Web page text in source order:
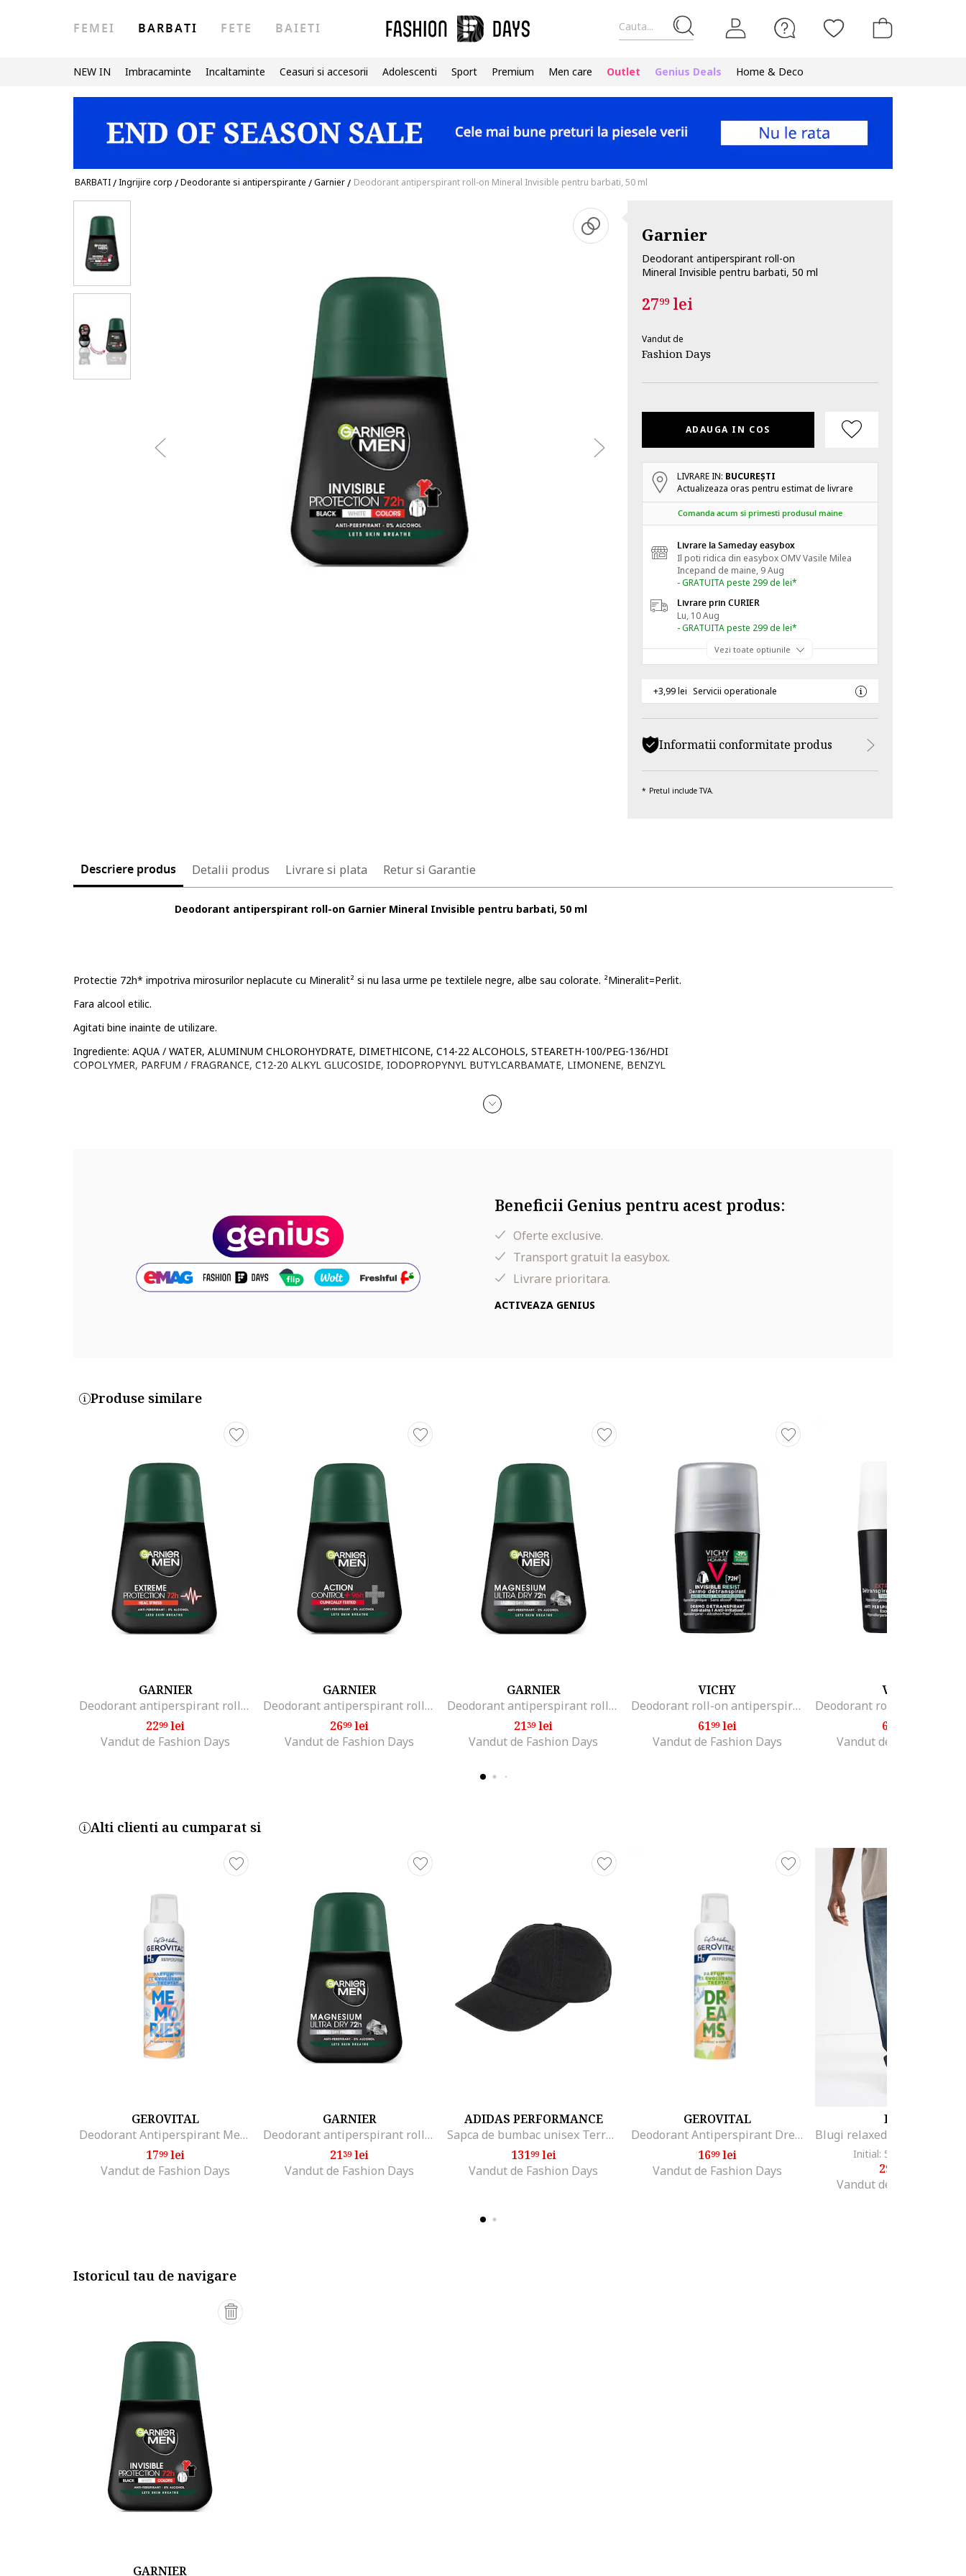
Cauta...
FEMEI BARBATI FETE BAIETI
NEW IN Imbracaminte Incaltaminte Ceasuri si accesorii Adolescenti Sport Premium Men care Outlet Genius Deals Home & Deco
BARBATI/Ingrijire corp /Deodorante si antiperspirante /Garnier/ Deodorant antiperspirant roll-on Mineral Invisible pentru barbati, 50 ml
Garnier
Deodorant antiperspirant roll-on
Mineral Invisible pentru barbati, 50 ml
2799lei
Vandut de
Fashion Days
ADAUGA IN COS
LIVRARE IN: BUCUREŞTI
Actualizeaza oras pentru estimat de livrare
Comanda acum si primesti produsul maine
Livrare la Sameday easybox
Il poti ridica din easybox OMV Vasile Milea
Incepand de maine, 9 Aug
- GRATUITA peste 299 de lei*
Livrare prin CURIER
Lu, 10 Aug
- GRATUITA peste 299 de lei*
Vezi toate optiunile
+3,99 lei Servicii operationale
Informatii conformitate produs
Pretul include TVA.
Descriere produs Detalii produs Livrare si plata Retur si Garantie
Deodorant antiperspirant roll-on Garnier Mineral Invisible pentru barbati, 50 ml
Protectie 72h* impotriva mirosurilor neplacute cu Mineralit² si nu lasa urme pe textilele negre, albe sau colorate. ²Mineralit=Perlit.
Fara alcool etilic.
Agitati bine inainte de utilizare.
Ingrediente: AQUA / WATER, ALUMINUM CHLOROHYDRATE, DIMETHICONE, C14-22 ALCOHOLS, STEARETH-100/PEG-136/HDI
COPOLYMER, PARFUM / FRAGRANCE, C12-20 ALKYL GLUCOSIDE, IODOPROPYNYL BUTYLCARBAMATE, LIMONENE, BENZYL
Beneficii Genius pentru acest produs:
Oferte exclusive.
Transport gratuit la easybox.
Livrare prioritara.
ACTIVEAZA GENIUS
Produse similare
GARNIER
Deodorant antiperspirant roll-on Mineral Extreme pentru barbati, 50 ml
2299lei
Vandut de Fashion Days
GARNIER
Deodorant antiperspirant roll-on Mineral Action Control Clinically Tested pentru barbati, 50 ml
2699lei
Vandut de Fashion Days
GARNIER
Deodorant antiperspirant roll-on Mineral Magnesium Ultra Dry pentru barbati, 50 ml
2139lei
Vandut de Fashion Days
VICHY
Deodorant roll-on antiperspirant 72H pentru barbati Homme anti-urme si anti-iritatii​, 50 ml
6199lei
Vandut de Fashion Days
VICHY
60
Vandut de Fashion Days
Alti clienti au cumparat si
GEROVITAL
Deodorant Antiperspirant Memories, 150 ml
1799lei
Vandut de Fashion Days
GARNIER
Deodorant antiperspirant roll-on Mineral Magnesium Ultra Dry pentru barbati, 50 ml
2139lei
Vandut de Fashion Days
ADIDAS PERFORMANCE
Sapca de bumbac unisex Terrex Trail, Negru
13199lei
Vandut de Fashion Days
GEROVITAL
Deodorant Antiperspirant Dreams, 150 ml
1699lei
Vandut de Fashion Days
HUGO
Initial: 599
299
Vandut de Fashion Days
Istoricul tau de navigare
GARNIER